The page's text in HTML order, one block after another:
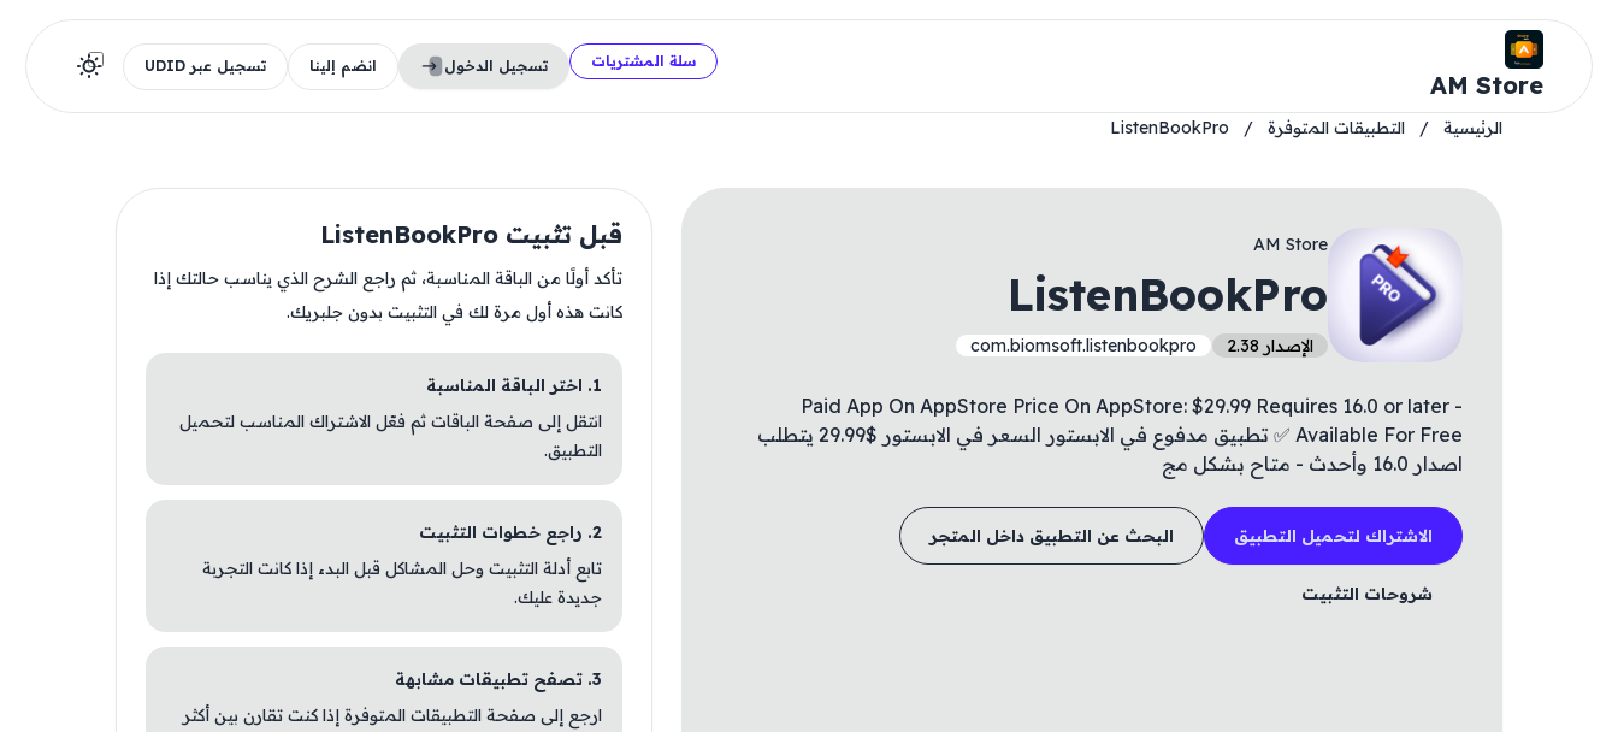
AM Store
سلة المشتريات تسجيل الدخول انضم إلينا تسجيل عبر UDID
الرئيسية / التطبيقات المتوفرة /
ListenBookPro
AM Store
ListenBookPro
الإصدار 2.38 com.biomsoft.listenbookpro
Paid App On AppStore Price On AppStore: $29.99 Requires 16.0 or later -
Available For Free ✅ تطبيق مدفوع في الابستور السعر في الابستور $29.99 يتطلب
اصدار 16.0 وأحدث - متاح بشكل مج
الاشتراك لتحميل التطبيق البحث عن التطبيق داخل المتجر
شروحات التثبيت
قبل تثبيت ListenBookPro
تأكد أولًا من الباقة المناسبة، ثم راجع الشرح الذي يناسب حالتك إذا
كانت هذه أول مرة لك في التثبيت بدون جلبريك.
1. اختر الباقة المناسبة
انتقل إلى صفحة الباقات ثم فعّل الاشتراك المناسب لتحميل
التطبيق.
2. راجع خطوات التثبيت
تابع أدلة التثبيت وحل المشاكل قبل البدء إذا كانت التجربة
جديدة عليك.
3. تصفح تطبيقات مشابهة
ارجع إلى صفحة التطبيقات المتوفرة إذا كنت تقارن بين أكثر